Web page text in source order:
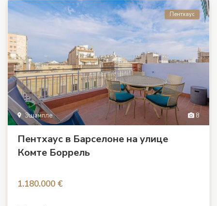
8
Эшампле
Пентхаус
Пентхаус в Барселоне на улице
Комте Боррель
1.180.000 €